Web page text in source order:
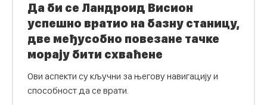
Да би се Ландроид Висион
успешно вратио на базну станицу,
две међусобно повезане тачке
морају бити схваћене
Ови аспекти су кључни за његову навигацију и
способност да се врати.